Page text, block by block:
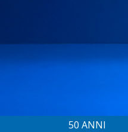
50 ANNI